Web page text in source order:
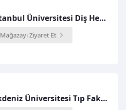
İstanbul Üniversitesi Diş Hekimliği Fakültesi
Mağazayı Ziyaret Et
Akdeniz Üniversitesi Tıp Fakültesi